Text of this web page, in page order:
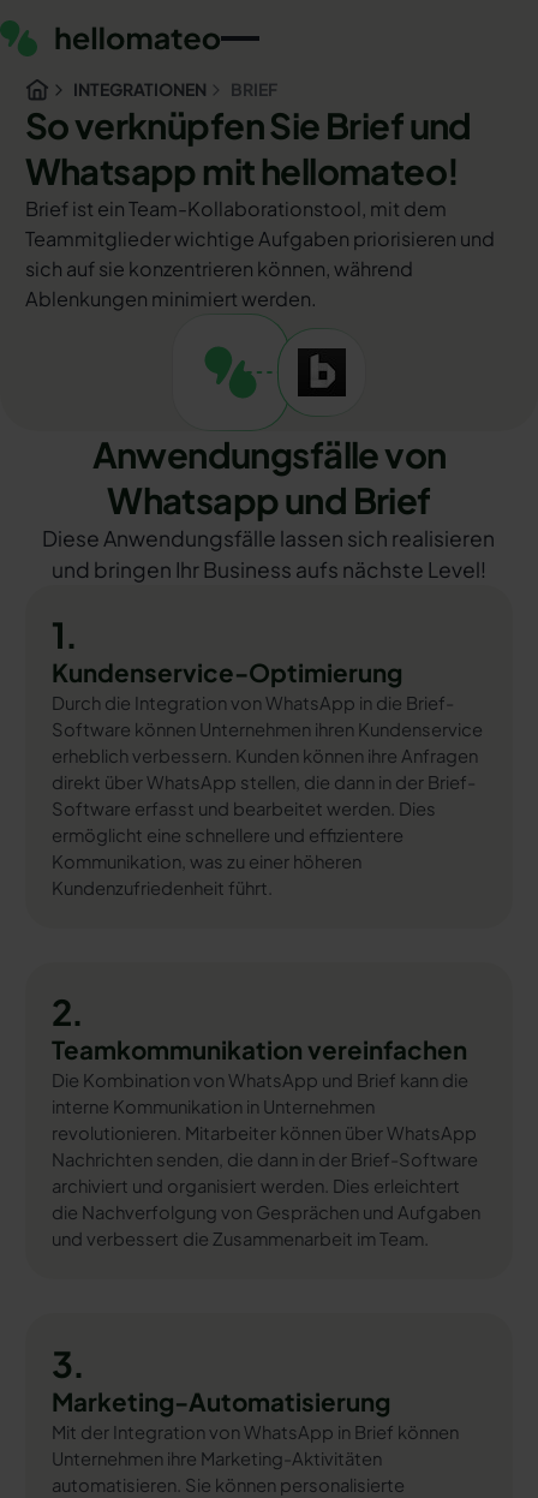
INTEGRATIONEN BRIEF
So verknüpfen Sie Brief und
Whatsapp mit hellomateo!
Brief ist ein Team-Kollaborationstool, mit dem
Teammitglieder wichtige Aufgaben priorisieren und
sich auf sie konzentrieren können, während
Ablenkungen minimiert werden.
Anwendungsfälle von
Whatsapp und Brief
Diese Anwendungsfälle lassen sich realisieren
und bringen Ihr Business aufs nächste Level!
1.
Kundenservice-Optimierung
Durch die Integration von WhatsApp in die Brief-
Software können Unternehmen ihren Kundenservice
erheblich verbessern. Kunden können ihre Anfragen
direkt über WhatsApp stellen, die dann in der Brief-
Software erfasst und bearbeitet werden. Dies
ermöglicht eine schnellere und effizientere
Kommunikation, was zu einer höheren
Kundenzufriedenheit führt.
2.
Teamkommunikation vereinfachen
Die Kombination von WhatsApp und Brief kann die
interne Kommunikation in Unternehmen
revolutionieren. Mitarbeiter können über WhatsApp
Nachrichten senden, die dann in der Brief-Software
archiviert und organisiert werden. Dies erleichtert
die Nachverfolgung von Gesprächen und Aufgaben
und verbessert die Zusammenarbeit im Team.
3.
Marketing-Automatisierung
Mit der Integration von WhatsApp in Brief können
Unternehmen ihre Marketing-Aktivitäten
automatisieren. Sie können personalisierte